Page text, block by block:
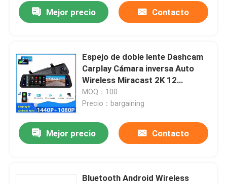
Mejor precio Contacto
Espejo de doble lente Dashcam
Carplay Cámara inversa Auto
Wireless Miracast 2K 12
pulgadas
MOQ：100
Precio：bargaining
Mejor precio Contacto
Bluetooth Android Wireless